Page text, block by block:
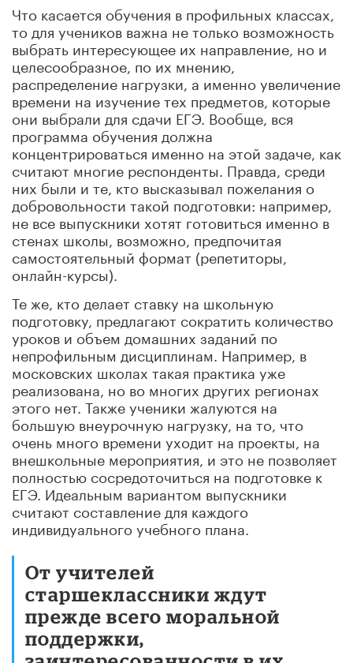
Что касается обучения в профильных классах,
то для учеников важна не только возможность
выбрать интересующее их направление, но и
целесообразное, по их мнению,
распределение нагрузки, а именно увеличение
времени на изучение тех предметов, которые
они выбрали для сдачи ЕГЭ. Вообще, вся
программа обучения должна
концентрироваться именно на этой задаче, как
считают многие респонденты. Правда, среди
них были и те, кто высказывал пожелания о
добровольности такой подготовки: например,
не все выпускники хотят готовиться именно в
стенах школы, возможно, предпочитая
самостоятельный формат (репетиторы,
онлайн-курсы).
Те же, кто делает ставку на школьную
подготовку, предлагают сократить количество
уроков и объем домашних заданий по
непрофильным дисциплинам. Например, в
московских школах такая практика уже
реализована, но во многих других регионах
этого нет. Также ученики жалуются на
большую внеурочную нагрузку, на то, что
очень много времени уходит на проекты, на
внешкольные мероприятия, и это не позволяет
полностью сосредоточиться на подготовке к
ЕГЭ. Идеальным вариантом выпускники
считают составление для каждого
индивидуального учебного плана.
От учителей
старшеклассники ждут
прежде всего моральной
поддержки,